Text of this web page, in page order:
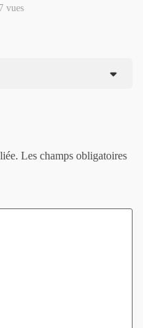
vues
Les champs obligatoires